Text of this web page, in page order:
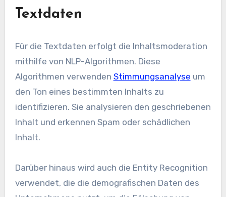
Textdaten
Für die Textdaten erfolgt die Inhaltsmoderation
mithilfe von NLP-Algorithmen. Diese
Algorithmen verwenden Stimmungsanalyse um
den Ton eines bestimmten Inhalts zu
identifizieren. Sie analysieren den geschriebenen
Inhalt und erkennen Spam oder schädlichen
Inhalt.
Darüber hinaus wird auch die Entity Recognition
verwendet, die die demografischen Daten des